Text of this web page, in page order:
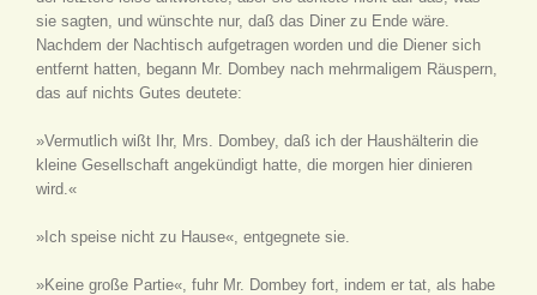
sie sagten, und wünschte nur, daß das Diner zu Ende wäre.
Nachdem der Nachtisch aufgetragen worden und die Diener sich
entfernt hatten, begann Mr. Dombey nach mehrmaligem Räuspern,
das auf nichts Gutes deutete:
»Vermutlich wißt Ihr, Mrs. Dombey, daß ich der Haushälterin die
kleine Gesellschaft angekündigt hatte, die morgen hier dinieren
wird.«
»Ich speise nicht zu Hause«, entgegnete sie.
»Keine große Partie«, fuhr Mr. Dombey fort, indem er tat, als habe